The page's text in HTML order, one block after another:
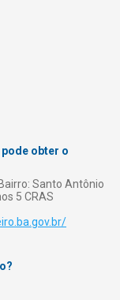
obter o
Santo Antônio
5 CRAS